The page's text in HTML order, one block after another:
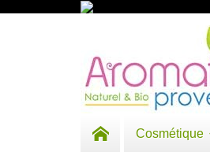
Cosmétique